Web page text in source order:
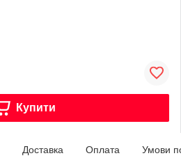
Купити
Доставка Оплата Умови